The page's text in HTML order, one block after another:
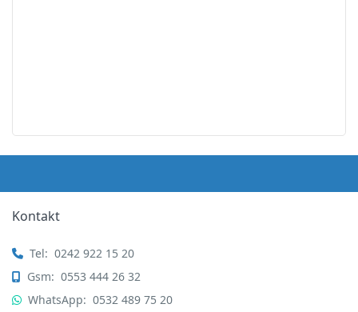
Kontakt
Tel: 0242 922 15 20
Gsm: 0553 444 26 32
WhatsApp: 0532 489 75 20